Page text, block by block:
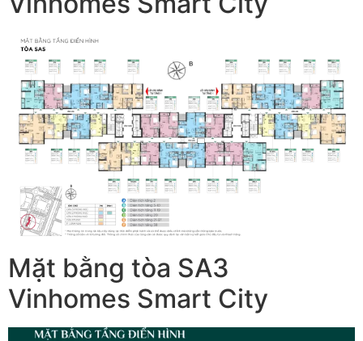
Mặt bằng tòa SA3
Vinhomes Smart City